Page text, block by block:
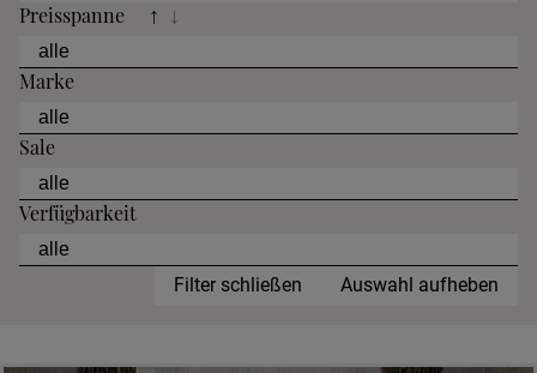
Preisspanne
↑ ↓
Marke
Sale
Verfügbarkeit
Filter schließen Auswahl aufheben